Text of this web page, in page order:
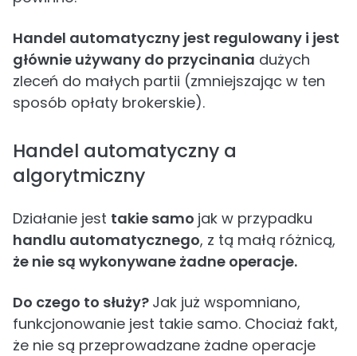
Handel automatyczny jest regulowany i jest
głównie używany do przycinania dużych
zleceń do małych partii (zmniejszając w ten
sposób opłaty brokerskie).
Handel automatyczny a
algorytmiczny
Działanie jest takie samo jak w przypadku
handlu automatycznego, z tą małą różnicą,
że nie są wykonywane żadne operacje.
Do czego to służy? Jak już wspomniano,
funkcjonowanie jest takie samo. Chociaż fakt,
że nie są przeprowadzane żadne operacje